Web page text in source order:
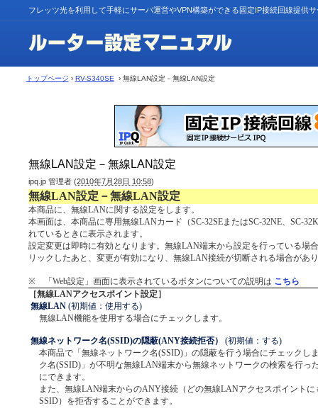
フレッツ光を利用して手軽にサーバ運営やVPN構築ができる固定IP接続回線提供
トップページ › RV-S340SE › 無線LAN設定－無線LAN設定
無線LAN設定－無線LAN設定
ipq.jp 管理者 (2010年7月28日 10:58)
無線LAN設定－無線LAN設定
本商品に、無線LANに関する設定をします。
本画面は、本商品に専用無線LANカード（SC-32SEまたはSC-32NE、SC-
れているときに表示されます。
設定変更は即時に有効となります。無線LAN端末から設定を行っている場
リックしたあと、変更が有効になり、無線LAN接続が切断される場合があ
※ 「Web設定」画面に表示されているボタンについての説明は こちら
［無線LANアクセスポイント設定］
無線LAN (初期値：使用する)
無線LAN機能を使用する場合にチェックします。
無線ネットワーク名(SSID)の隠蔽(ANY接続拒否）
(初期値：する)
本商品で「無線ネットワーク名(SSID)」の隠蔽を行う場合にチェックし
ク名(SSID)」が不明な無線LAN端末から無線ネットワークの検索を行っ
にできます。
また、無線LAN端末からのANY接続（どの無線LANアクセスポイントに
SSID）を拒否することができます。